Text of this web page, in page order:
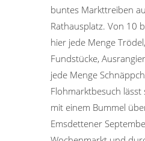
buntes Markttreiben
Rathausplatz. Von 10
hier jede Menge
Fundstücke,
jede Menge
Flohmarktbesuch
mit einem Bummel
Emsdettener